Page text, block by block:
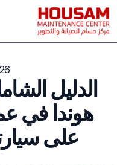
الدليل
هوندا في
على